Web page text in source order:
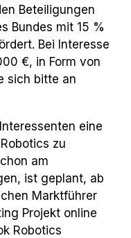
Beteiligun­gen
Bundes mit 15 %
Bei Interesse
€, in Form von
sich bitte an
eine
zu
am
ist geplant, ab
Marktführer
Projekt online
Robotics